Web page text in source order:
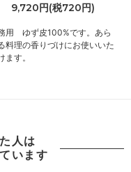
9,720円(税720円)
用 ゆず皮100%です。あら
料理の香りづけにお使いいた
ます。
人は
います